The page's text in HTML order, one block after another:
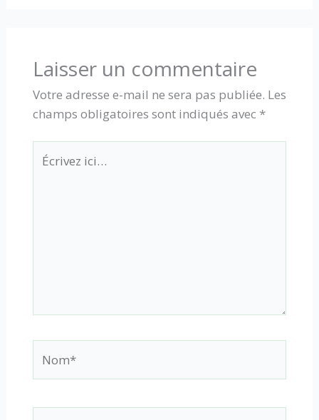
Laisser un commentaire
Votre adresse e-mail ne sera pas publiée. Les
champs obligatoires sont indiqués avec *
Écrivez
ici…